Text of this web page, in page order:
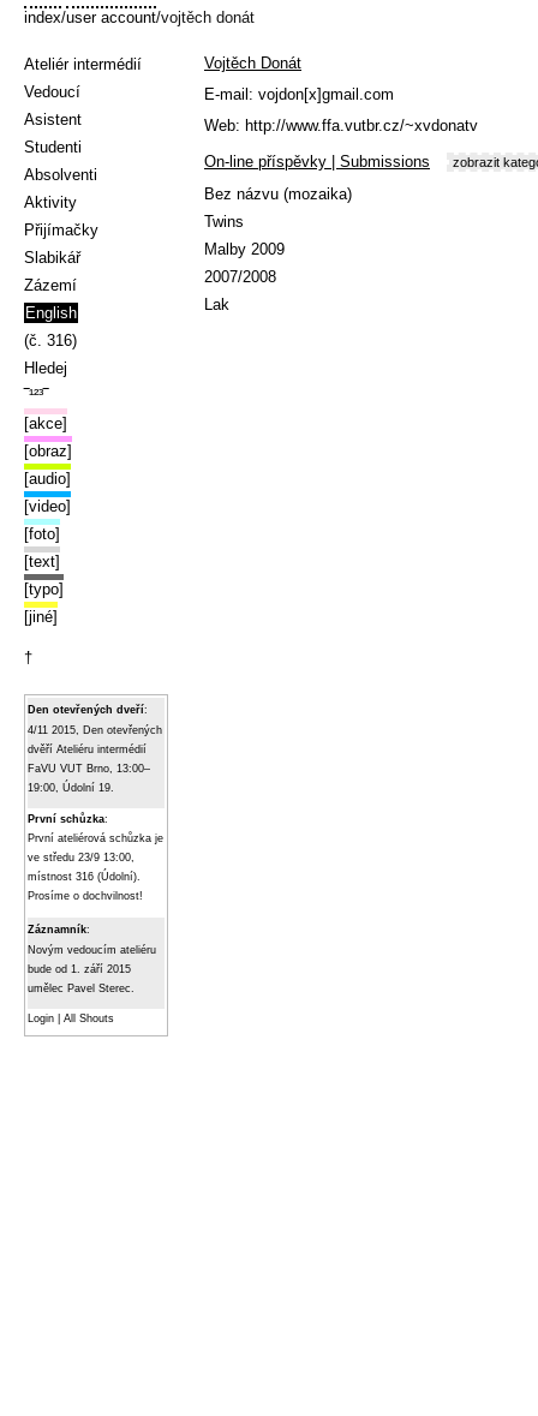
index/user account/vojtěch donát
Ateliér intermédií
Vedoucí
Asistent
Studenti
Absolventi
Aktivity
Přijímačky
Slabikář
Zázemí
English
(č. 316)
Hledej
‾¹²³‾
[akce]
[obraz]
[audio]
[video]
[foto]
[text]
[typo]
[jiné]
†
Den otevřených dveří:
4/11 2015, Den otevřených
dvěří Ateliéru intermédií
FaVU VUT Brno, 13:00–
19:00, Údolní 19.
První schůzka:
První ateliérová schůzka je
ve středu 23/9 13:00,
místnost 316 (Údolní).
Prosíme o dochvilnost!
Záznamník:
Novým vedoucím ateliéru
bude od 1. září 2015
umělec Pavel Sterec.
Login All Shouts
Vojtěch Donát
E-mail: vojdon[x]gmail.com
Web: http://www.ffa.vutbr.cz/~xvdonatv
On-line příspěvky | Submissions
zobrazit
Bez názvu (mozaika)
Twins
Malby 2009
2007/2008
Lak